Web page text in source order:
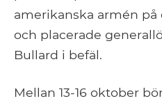
amerikanska armén på
och placerade
Bullard i befäl.
Mellan 13-16 oktober